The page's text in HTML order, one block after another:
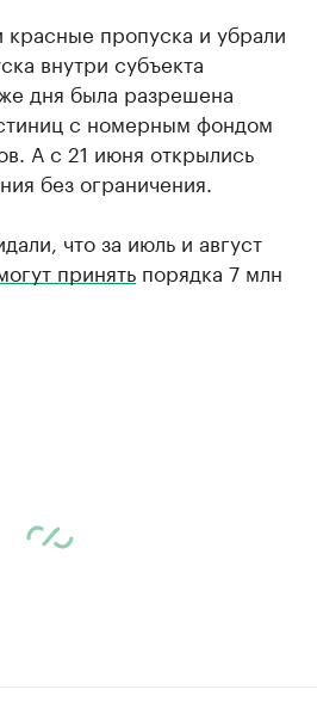
пропуска и убрали
внутри субъекта
дня была разрешена
с номерным фондом
А с 21 июня открылись
без ограничения.
что за июль и август
принять порядка 7 млн